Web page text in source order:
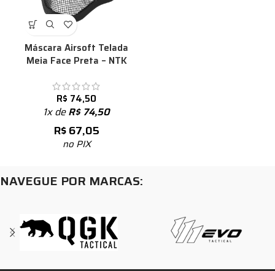
Máscara Airsoft Telada
Meia Face Preta – NTK
R$ 74,50
1x deR$74,50
R$67,05
no PIX
NAVEGUE POR MARCAS: